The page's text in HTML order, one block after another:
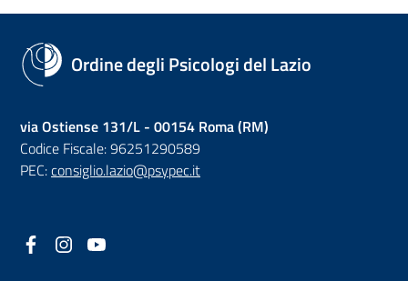
Ordine degli Psicologi del Lazio
via Ostiense 131/L - 00154 Roma (RM)
Codice Fiscale: 96251290589
PEC:consiglio.lazio@psypec.it
Facebook
(nuova scheda - new tab)
Instagram
(nuova scheda - new tab)